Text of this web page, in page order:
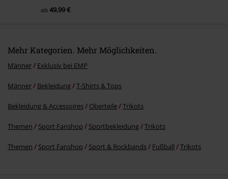
ab49,99 €
Mehr Kategorien. Mehr Möglichkeiten.
Männer Exklusiv bei EMP
Männer Bekleidung T-Shirts & Tops
Bekleidung & Accessoires Oberteile Trikots
Themen Sport Fanshop Sportbekleidung Trikots
Themen Sport Fanshop Sport & Rockbands Fußball Trikots